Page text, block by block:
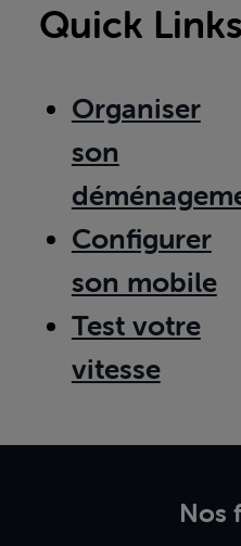
Quick Links
Organiser
son
Configurer
son mobile
Test votre
vitesse
Nos